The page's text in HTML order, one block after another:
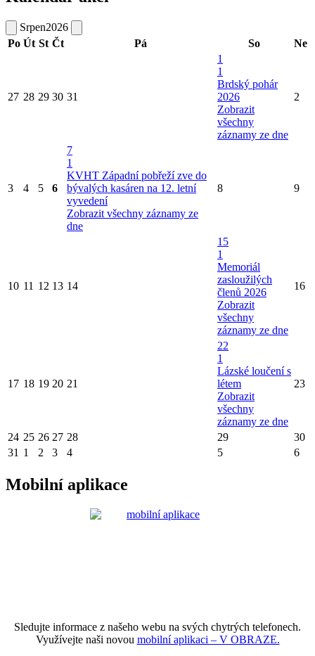
Srpen2026
Po Út St Čt Pá So Ne
27 28 29 30 31
1
1
Brdský pohár
2026
Zobrazit
všechny
záznamy ze dne
2
3 4 5 6
7
1
KVHT Západní pobřeží zve do
bývalých kasáren na 12. letní
vyvedení
Zobrazit všechny záznamy ze
dne
8 9
10 11 12 13 14
15
1
Memoriál
zasloužilých
členů 2026
Zobrazit
všechny
záznamy ze dne
16
17 18 19 20 21
22
1
Lázské loučení s
létem
Zobrazit
všechny
záznamy ze dne
23
24 25 26 27 28 29
30
31 1 2 3 4 5 6
Mobilní aplikace
Sledujte informace z našeho webu na svých chytrých telefonech.
Využívejte naši novou mobilní aplikaci – V OBRAZE.